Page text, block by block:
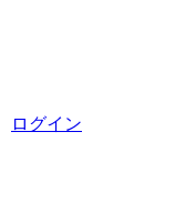
ログイン